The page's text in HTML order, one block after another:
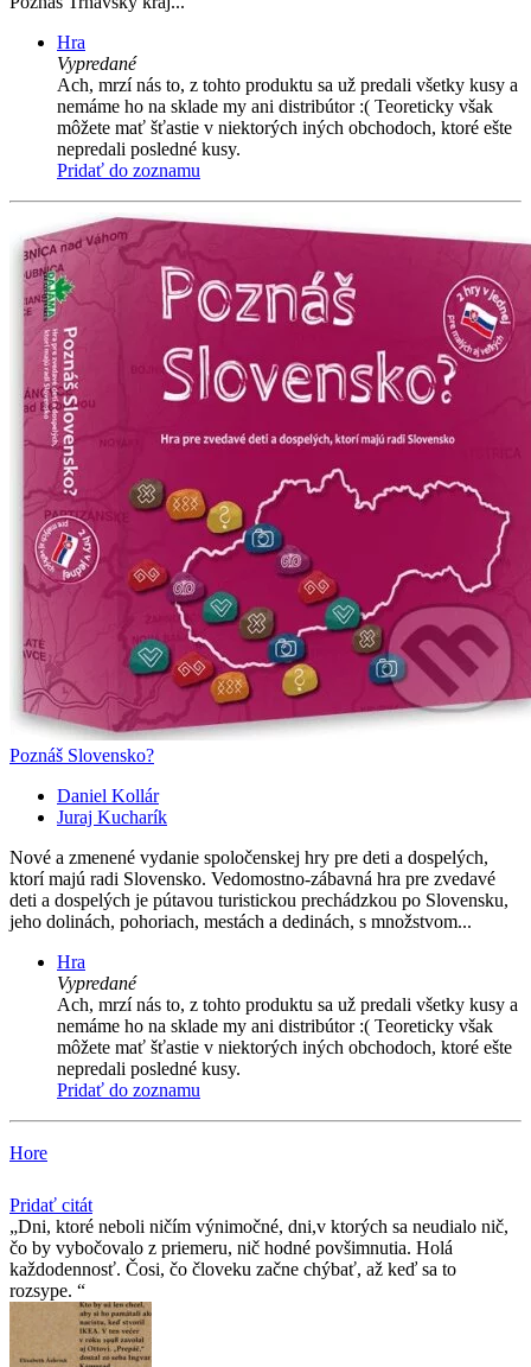
Hra
Vypredané
Ach, mrzí nás to, z tohto produktu sa už predali všetky kusy a
nemáme ho na sklade my ani distribútor :( Teoreticky však
môžete mať šťastie v niektorých iných obchodoch, ktoré ešte
nepredali posledné kusy.
Pridať do zoznamu
Poznáš Slovensko?
Daniel Kollár
Juraj Kucharík
Nové a zmenené vydanie spoločenskej hry pre deti a dospelých,
ktorí majú radi Slovensko. Vedomostno-zábavná hra pre zvedavé
deti a dospelých je pútavou turistickou prechádzkou po Slovensku,
jeho dolinách, pohoriach, mestách a dedinách, s množstvom...
Hra
Vypredané
Ach, mrzí nás to, z tohto produktu sa už predali všetky kusy a
nemáme ho na sklade my ani distribútor :( Teoreticky však
môžete mať šťastie v niektorých iných obchodoch, ktoré ešte
nepredali posledné kusy.
Pridať do zoznamu
Hore
Pridať citát
Dni, ktoré neboli ničím výnimočné, dni,v ktorých sa neudialo nič,
čo by vybočovalo z priemeru, nič hodné povšimnutia. Holá
každodennosť. Čosi, čo človeku začne chýbať, až keď sa to
rozsype.